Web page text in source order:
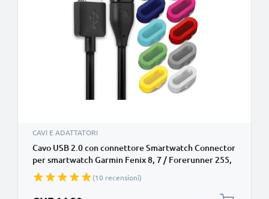
CAVI E ADATTATORI
Cavo USB 2.0 con connettore Smartwatch Connector
per smartwatch Garmin Fenix 8, 7 / Forerunner 255,
55, 265 / Vivoactive 5 / Venu 3, 3S, 2 / Enduro 3 filo
di 1m cavetto dati & ricarica 1A in nero PVC
(10 recensioni)